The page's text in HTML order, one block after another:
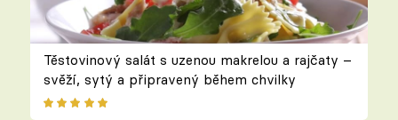
Těstovinový salát s uzenou makrelou a rajčaty –
svěží, sytý a připravený během chvilky